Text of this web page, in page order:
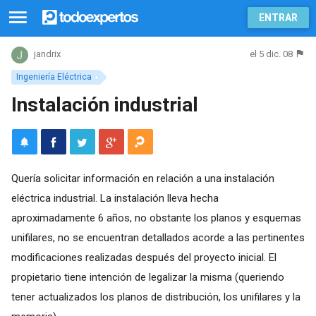
ENTRAR
Ingeniería Eléctrica
jandrix el 5 dic. 08
Instalación industrial
Quería solicitar información en relación a una instalación
eléctrica industrial. La instalación lleva hecha
aproximadamente 6 años, no obstante los planos y esquemas
unifilares, no se encuentran detallados acorde a las pertinentes
modificaciones realizadas después del proyecto inicial. El
propietario tiene intención de legalizar la misma (queriendo
tener actualizados los planos de distribución, los unifilares y la